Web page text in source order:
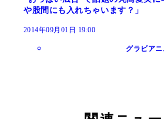
や股間にも入れちゃいます？」
2014年09月01日 19:00
グラビアニ